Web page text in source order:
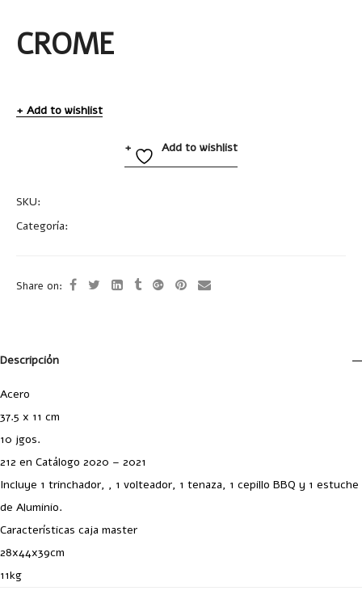
CROME
Add to wishlist
Add to wishlist
SKU:
Categoría:
Share on:
Descripción
Acero
37.5 x 11 cm
10 jgos.
212 en Catálogo 2020 – 2021
Incluye 1 trinchador, , 1 volteador, 1 tenaza, 1 cepillo BBQ y 1 estuche
de Aluminio.
Características caja master
28x44x39cm
11kg